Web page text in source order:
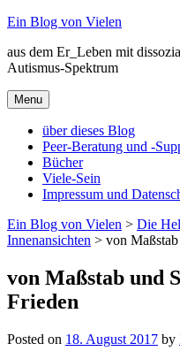
Skip
content
Ein Blog von Vielen
aus dem Er_Leben mit
Autismus-Spektrum
Menu
über dieses Blog
Peer-Beratung und -
Bücher
Viele-Sein
Impressum und
Ein Blog von Vielen > Die
Innenansichten > von
von Maßstab und
Frieden
Posted on 18. August 2017 by